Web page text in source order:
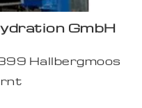
GmbH
Hallbergmoos